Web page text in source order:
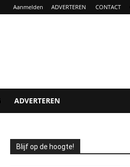
Aanmelden ADVERTEREN CONTACT
ADVERTEREN
Blijf op de hoogte!